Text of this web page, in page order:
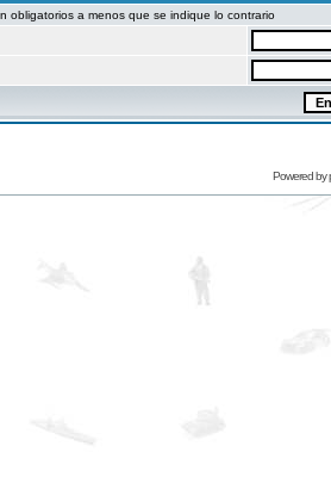
obligatorios a menos que se indique lo contrario
Powered by